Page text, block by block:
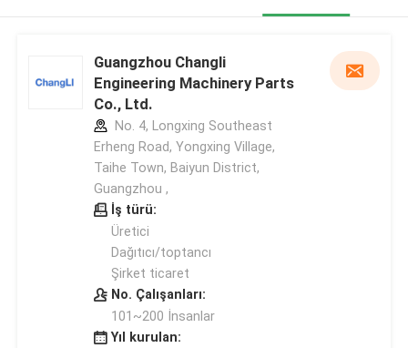
Guangzhou Changli
Engineering Machinery Parts
Co., Ltd.
No. 4, Longxing Southeast
Erheng Road, Yongxing Village,
Taihe Town, Baiyun District,
Guangzhou ,
İş türü:
Üretici
Dağıtıcı/toptancı
Şirket ticaret
No. Çalışanları:
101~200 İnsanlar
Yıl kurulan: